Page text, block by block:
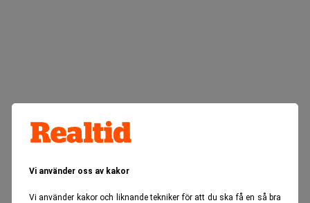
Vi använder oss av kakor
Vi använder kakor och liknande tekniker för att du ska få en så bra